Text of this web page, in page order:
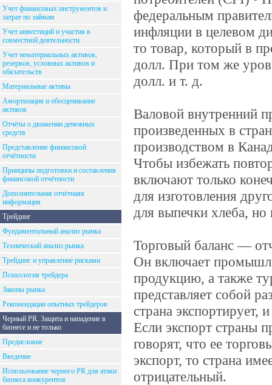
Учет финансовых инструментов и
затрат по займам
Учет инвестиций и участия в
совместной деятельности
Учет нематериальных активов,
резервов, условных активов и
обязательств
Материальные активы
Амортизация и обесценивание
активов
Отчёты о движении денежных
средств
Представление финансовой
отчётности
Принципы подготовки и составления
финансовой отчётности
Дополнительная отчётнаяя
информация
Трейдинг
Фундаментальный анализ рынка
Технический анализ рынка
Трейдинг и управление рисками
Психология трейдера
Законы рынка
Рекомендации опытных трейдеров
Черный PR. Защита и нападение в
бизнесе и не только
Предисловие
Введение
Использование черного PR для атаки
бизнеса конкурентов
федеральным
инфляции в целевом
то товар, который в
долл. При том же
долл. и т. д.
Валовой внутренний
произведенных в
производством в
Чтобы избежать
включают только
для изготовления
для выпечки хлеба,
Торговый баланс —
Он включает
продукцию, а также
представляет собой
страна экспортирует,
Если экспорт страны
говорят, что ее
экспорт, то страна
отрицательный.